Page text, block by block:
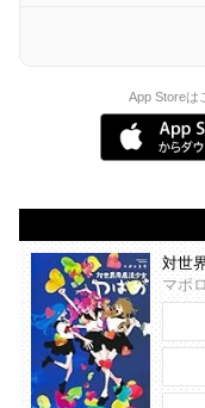
App Storeは
対世
マポ